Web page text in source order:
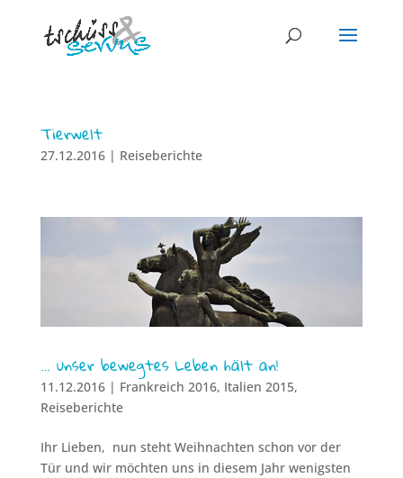
Tierwelt
27.12.2016| Reiseberichte
… unser bewegtes Leben hält an!
11.12.2016| Frankreich 2016, Italien 2015,
Reiseberichte
Ihr Lieben, nun steht Weihnachten schon vor der
Tür und wir möchten uns in diesem Jahr wenigsten